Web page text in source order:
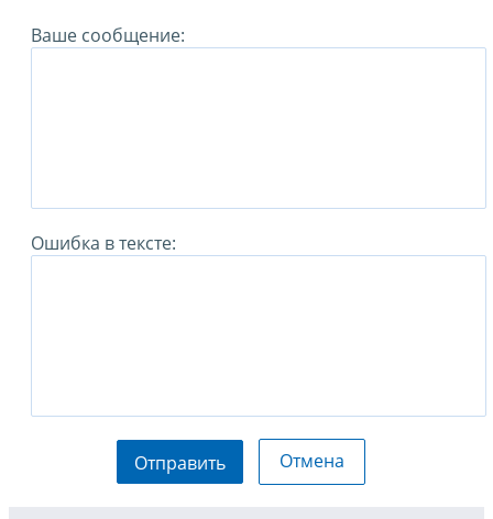
Ваше сообщение:
Ошибка в тексте:
Отправить Отмена